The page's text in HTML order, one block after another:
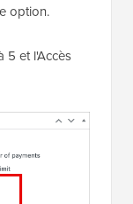
option.
5 et l'Accès